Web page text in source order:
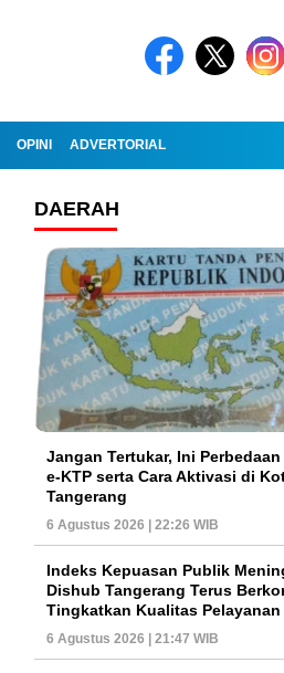
OPINI ADVERTORIAL
DAERAH
Jangan Tertukar, Ini Perbedaan
e-KTP serta Cara Aktivasi di
Tangerang
6 Agustus 2026 | 22:26 WIB
Indeks Kepuasan Publik
Dishub Tangerang Terus
Tingkatkan Kualitas Pelayanan
6 Agustus 2026 | 21:47 WIB